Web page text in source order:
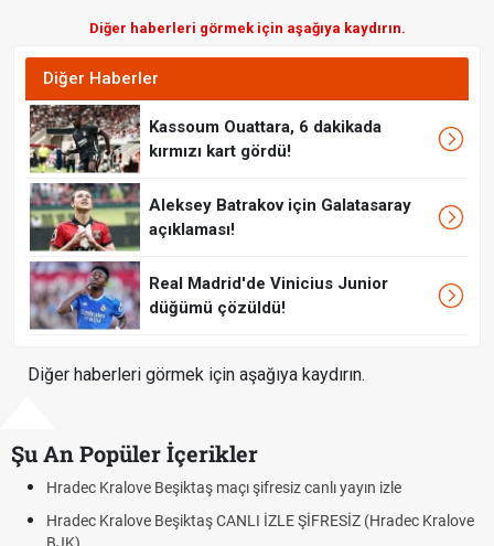
Diğer haberleri görmek için aşağıya kaydırın.
Diğer Haberler
Kassoum Ouattara, 6 dakikada
kırmızı kart gördü!
Aleksey Batrakov için Galatasaray
açıklaması!
Real Madrid'de Vinicius Junior
düğümü çözüldü!
Diğer haberleri görmek için aşağıya kaydırın.
Şu An Popüler İçerikler
Kralove Beşiktaş maçı şifresiz canlı yayın izle
Kralove Beşiktaş CANLI İZLE ŞİFRESİZ (Hradec Kralove